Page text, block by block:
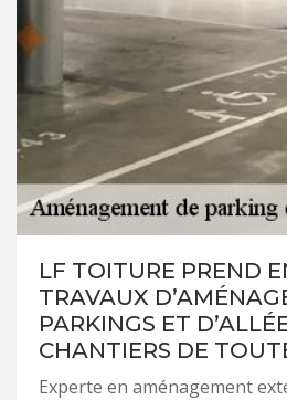
LF TOITURE PREND
TRAVAUX
PARKINGS ET
CHANTIERS DE
Experte en aménagement